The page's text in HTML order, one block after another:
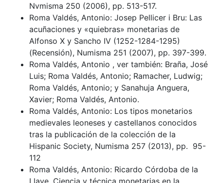
Nvmisma 250 (2006), pp. 513-517.
Roma Valdés, Antonio: Josep Pellicer i Bru: Las
acuñaciones y «quiebras» monetarias de
Alfonso X y Sancho IV (1252-1284-1295)
(Recensión), Numisma 251 (2007), pp. 397-399.
Roma Valdés, Antonio , ver también: Braña, José
Luis; Roma Valdés, Antonio; Ramacher, Ludwig;
Roma Valdés, Antonio; y Sanahuja Anguera,
Xavier; Roma Valdés, Antonio.
Roma Valdés, Antonio: Los tipos monetarios
medievales leoneses y castellanos conocidos
tras la publicación de la colección de la
Hispanic Society, Numisma 257 (2013), pp. 95-
112
Roma Valdés, Antonio: Ricardo Córdoba de la
Llave, Ciencia y técnica monetarias en la